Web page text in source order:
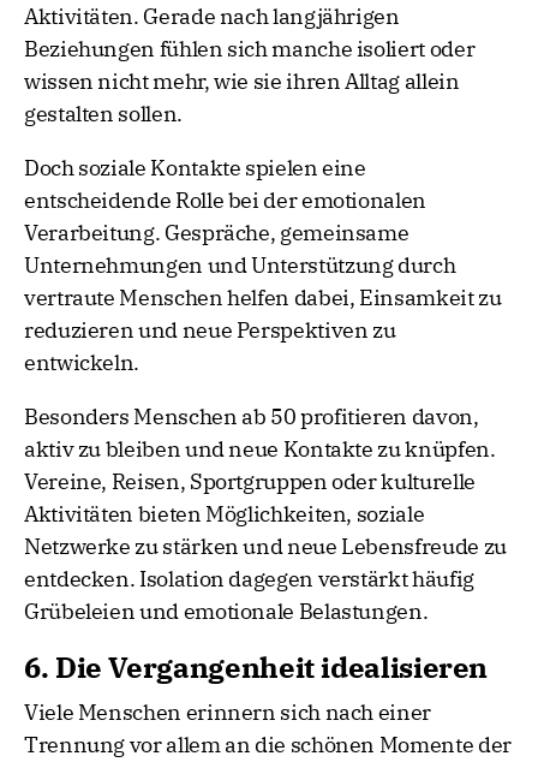
Aktivitäten. Gerade nach langjährigen
Beziehungen fühlen sich manche isoliert oder
wissen nicht mehr, wie sie ihren Alltag allein
gestalten sollen.
Doch soziale Kontakte spielen eine
entscheidende Rolle bei der emotionalen
Verarbeitung. Gespräche, gemeinsame
Unternehmungen und Unterstützung durch
vertraute Menschen helfen dabei, Einsamkeit zu
reduzieren und neue Perspektiven zu
entwickeln.
Besonders Menschen ab 50 profitieren davon,
aktiv zu bleiben und neue Kontakte zu knüpfen.
Vereine, Reisen, Sportgruppen oder kulturelle
Aktivitäten bieten Möglichkeiten, soziale
Netzwerke zu stärken und neue Lebensfreude zu
entdecken. Isolation dagegen verstärkt häufig
Grübeleien und emotionale Belastungen.
6. Die Vergangenheit idealisieren
Viele Menschen erinnern sich nach einer
Trennung vor allem an die schönen Momente der